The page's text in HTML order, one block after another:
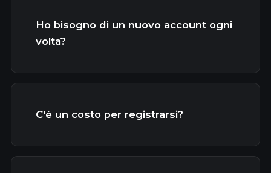
Ho bisogno di un nuovo account ogni
volta?
C'è un costo per registrarsi?